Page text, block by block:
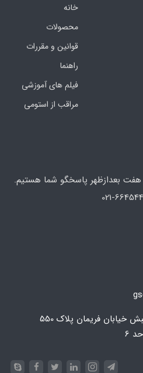
خانه
محصولات
قوانین و مقررات
راهنما
فیلم های آموزشی
مراقب از استومی
بعدازظهر پاسخگو شما هستیم.
تهران، خیابان طالقانی ، نبش خیابان فریمان پلاک 550